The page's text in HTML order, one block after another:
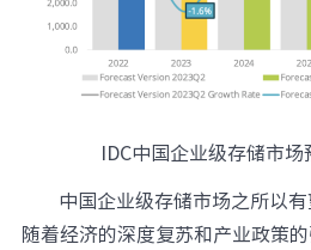
IDC中国企业级存储市场
中国企业级存储市场之所以有
随着经济的深度复苏和产业政策